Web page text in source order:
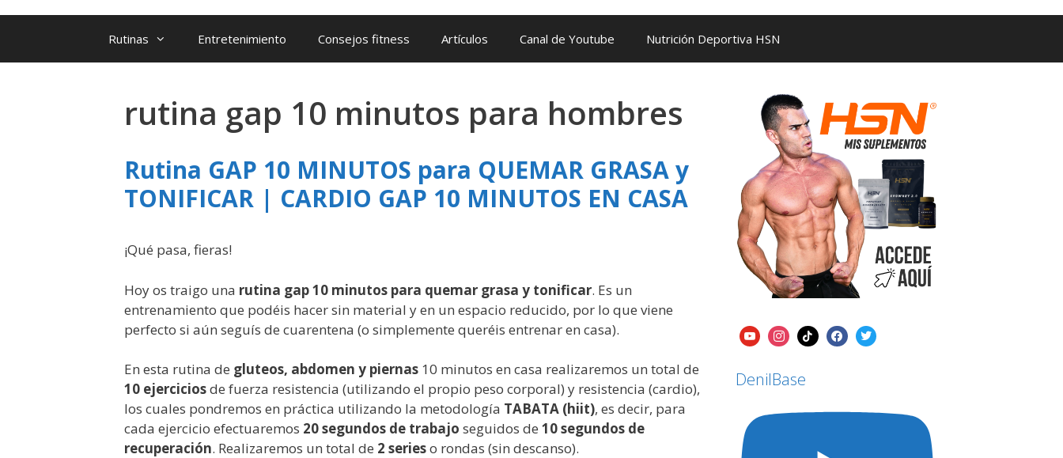
Rutinas Entretenimiento Consejos fitness Artículos Canal de Youtube Nutrición Deportiva HSN
rutina gap 10 minutos para hombres
Rutina GAP 10 MINUTOS para QUEMAR GRASA y
TONIFICAR | CARDIO GAP 10 MINUTOS EN CASA
¡Qué pasa, fieras!
Hoy os traigo una rutina gap 10 minutos para quemar grasa y tonificar. Es un
entrenamiento que podéis hacer sin material y en un espacio reducido, por lo que viene
perfecto si aún seguís de cuarentena (o simplemente queréis entrenar en casa).
En esta rutina de gluteos, abdomen y piernas 10 minutos en casa realizaremos un total de
10 ejerciciosde fuerza resistencia (utilizando el propio peso corporal) y resistencia (cardio),
los cuales pondremos en práctica utilizando la metodología TABATA (hiit), es decir, para
cada ejercicio efectuaremos 20 segundos de trabajo seguidos de 10 segundos de
recuperación. Realizaremos un total de 2 serieso rondas (sin descanso).
DenilBase